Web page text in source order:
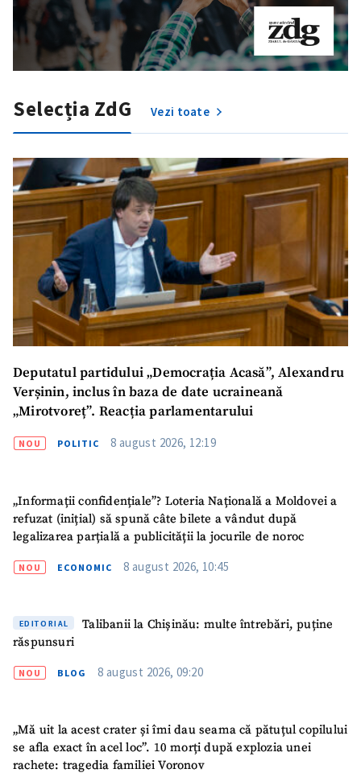
Selecția ZdG Vezi toate
Deputatul partidului „Democrația Acasă”, Alexandru
Verșinin, inclus în baza de date ucraineană
„Mirotvoreț”. Reacția parlamentarului
NOU POLITIC 8 august 2026, 12:19
„Informații confidențiale”? Loteria Națională a Moldovei a
refuzat (inițial) să spună câte bilete a vândut după
legalizarea parțială a publicității la jocurile de noroc
NOU ECONOMIC 8 august 2026, 10:45
EDITORIAL
Talibanii la Chișinău: multe întrebări, puține
răspunsuri
NOU BLOG 8 august 2026, 09:20
„Mă uit la acest crater și îmi dau seama că pătuțul copilului
se afla exact în acel loc”. 10 morți după explozia unei
rachete: tragedia familiei Voronov
ȘTIREA MEA
Titlu știre+ Adaugă titlu
Fotografie
+ Încarcă imagine
Link media+ Link media
Mesajul știrei
+ Mesajul știrei
Nume+ Numele meu
Email+ Emailul meu
Am citit și sunt de